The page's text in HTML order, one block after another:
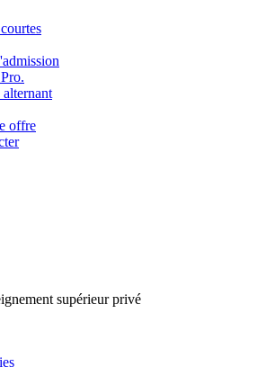
offre
supérieur privé